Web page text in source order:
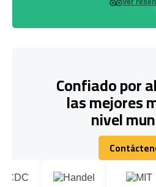
Confiado por
las mejores
nivel